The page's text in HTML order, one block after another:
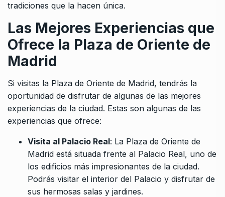
tradiciones que la hacen única.
Las Mejores Experiencias que
Ofrece la Plaza de Oriente de
Madrid
Si visitas la Plaza de Oriente de Madrid, tendrás la
oportunidad de disfrutar de algunas de las mejores
experiencias de la ciudad. Estas son algunas de las
experiencias que ofrece:
Visita al Palacio Real: La Plaza de Oriente de
Madrid está situada frente al Palacio Real, uno de
los edificios más impresionantes de la ciudad.
Podrás visitar el interior del Palacio y disfrutar de
sus hermosas salas y jardines.